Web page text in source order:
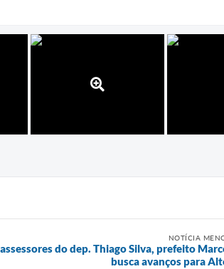
NOTÍCIA
do dep. Thiago Silva, prefeito
busca avanços para